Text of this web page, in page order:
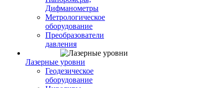
Дифманометры
Метрологическое
оборудование
Преобразователи
давления
Лазерные уровни
Геодезическое
оборудование